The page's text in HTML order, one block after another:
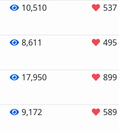
10,510 537
8,611 495
17,950 899
9,172 589